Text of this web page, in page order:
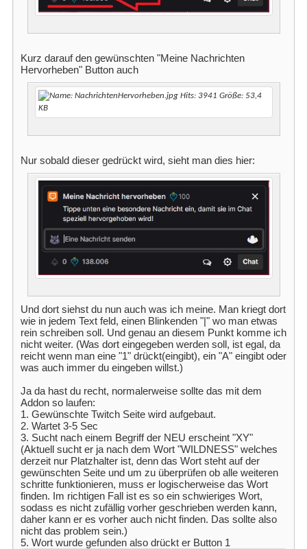
Kurz darauf den gewünschten "Meine Nachrichten
Hervorheben" Button auch
Nur sobald dieser gedrückt wird, sieht man dies hier:
Und dort siehst du nun auch was ich meine. Man kriegt dort
wie in jedem Text feld, einen Blinkenden "|" wo man etwas
rein schreiben soll. Und genau an diesem Punkt komme ich
nicht weiter. (Was dort eingegeben werden soll, ist egal, da
reicht wenn man eine "1" drückt(eingibt), ein "A" eingibt oder
was auch immer du eingeben willst.)
Ja da hast du recht, normalerweise sollte das mit dem
Addon so laufen:
1. Gewünschte Twitch Seite wird aufgebaut.
2. Wartet 3-5 Sec
3. Sucht nach einem Begriff der NEU erscheint "XY"
(Aktuell sucht er ja nach dem Wort "WILDNESS" welches
derzeit nur Platzhalter ist, denn das Wort steht auf der
gewünschten Seite und um zu überprüfen ob alle weiteren
schritte funktionieren, muss er logischerweise das Wort
finden. Im richtigen Fall ist es so ein schwieriges Wort,
sodass es nicht zufällig vorher geschrieben werden kann,
daher kann er es vorher auch nicht finden. Das sollte also
nicht das problem sein.)
5. Wort wurde gefunden also drückt er Button 1